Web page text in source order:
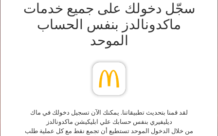
سجّل دخولك على جميع خدمات
ماكدونالدز بنفس الحساب
الموحد
لقد قمنا بتحديث تطبيقاتنا. يمكنك الآن تسجيل دخولك في ماك
ديليفيري بنفس حسابك علي ابليكيشن ماكدونالدز
من خلال الدخول الموحد تستطيع أن تجمع نقط مع كل عملية طلب